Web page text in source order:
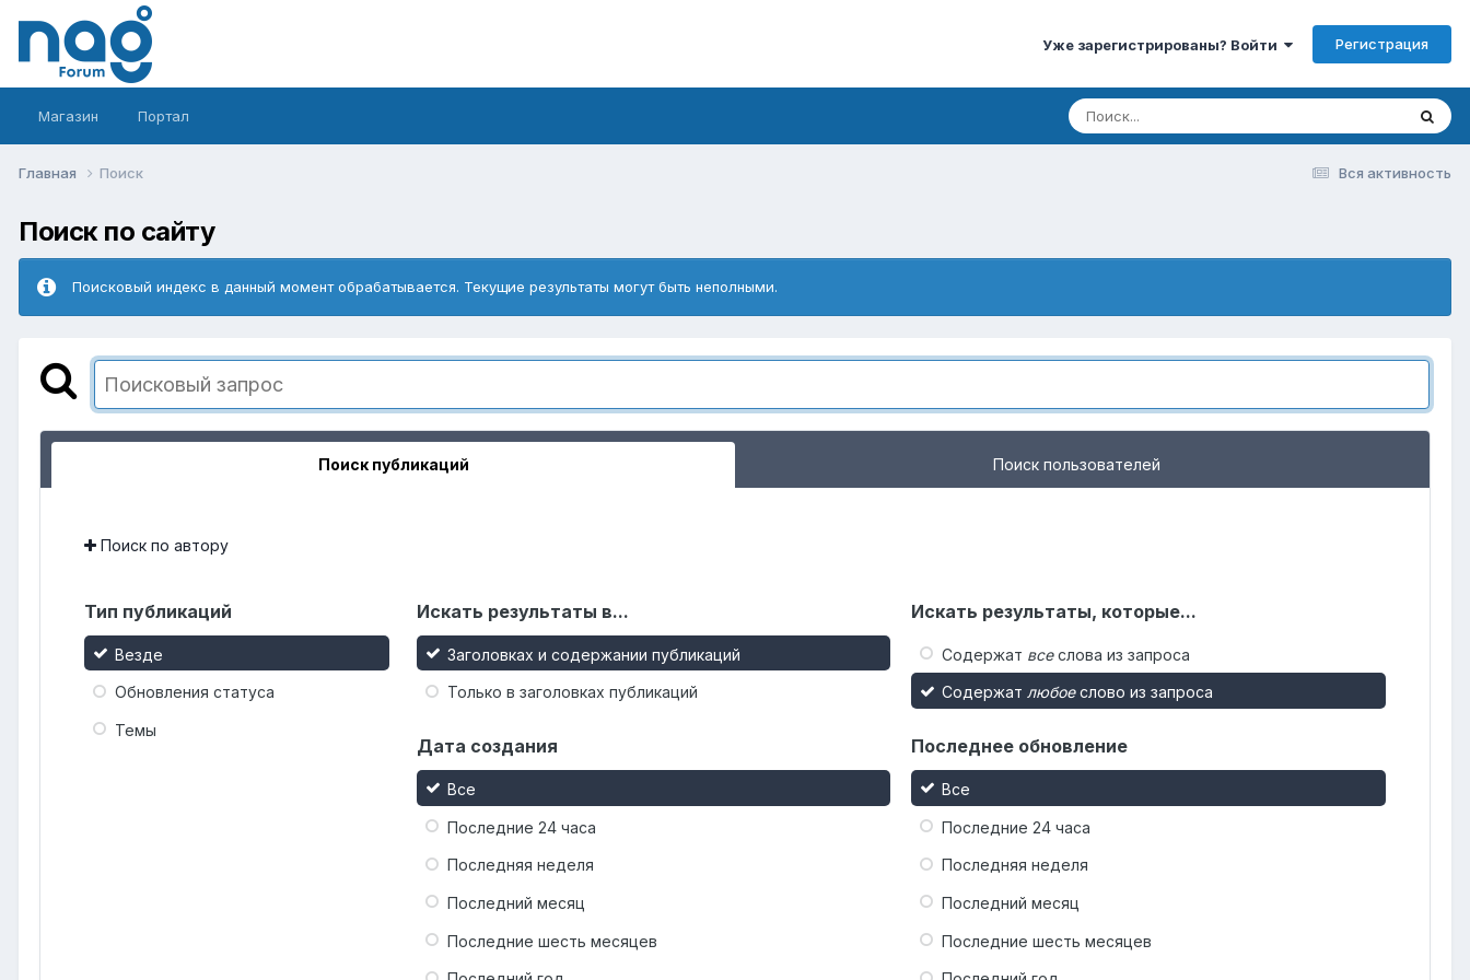
Уже зарегистрированы? Войти Регистрация
Магазин Портал
Вся активность
Главная Поиск
Поиск по сайту
Поисковый индекс в данный момент обрабатывается. Текущие результаты могут быть неполными.
Поиск публикаций Поиск пользователей
Поиск по автору
Тип публикаций
Везде
Обновления статуса
Темы
Искать результаты в...
Заголовках и содержании публикаций
Только в заголовках публикаций
Искать результаты, которые...
Содержат всеслова из запроса
Содержат любоеслово из запроса
Дата создания
Все
Последние 24 часа
Последняя неделя
Последний месяц
Последние шесть месяцев
Последнее обновление
Все
Последние 24 часа
Последняя неделя
Последний месяц
Последние шесть месяцев